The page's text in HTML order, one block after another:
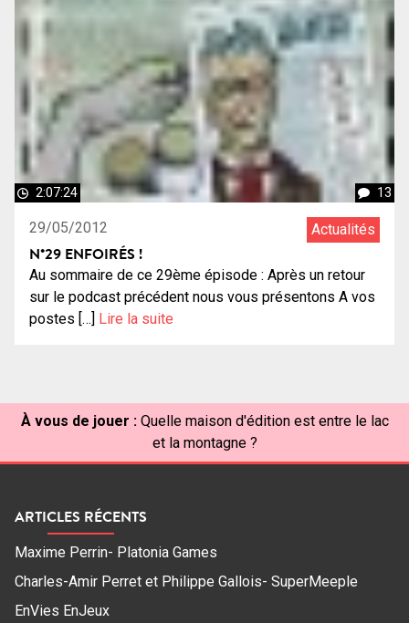
2:07:24 13
29/05/2012 Actualités
N°29 ENFOIRÉS !
Au sommaire de ce 29ème épisode : Après un retour
sur le podcast précédent nous vous présentons A vos
postes […] Lire la suite
À vous de jouer : Quelle maison d'édition est entre le lac
et la montagne ?
ARTICLES RÉCENTS
Maxime Perrin- Platonia Games
Charles-Amir Perret et Philippe Gallois- SuperMeeple
EnVies EnJeux